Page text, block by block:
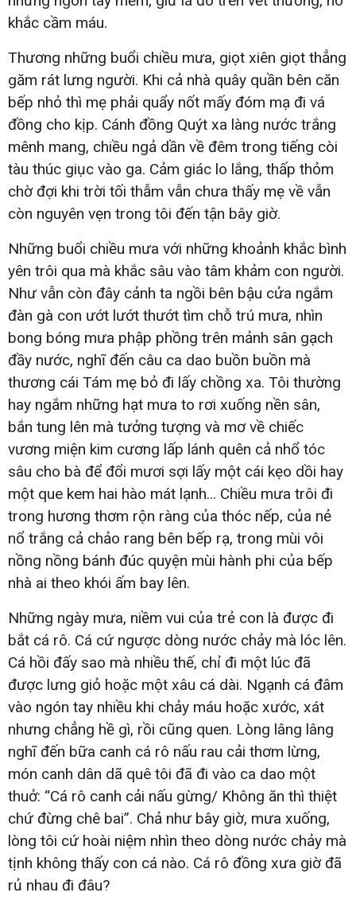
khắc cầm máu.
Thương những buổi chiều mưa, giọt xiên giọt thẳng
găm rát lưng người. Khi cả nhà quây quần bên căn
bếp nhỏ thì mẹ phải quẩy nốt mấy đóm mạ đi vá
đồng cho kịp. Cánh đồng Quýt xa làng nước trắng
mênh mang, chiều ngả dần về đêm trong tiếng còi
tàu thúc giục vào ga. Cảm giác lo lắng, thấp thỏm
chờ đợi khi trời tối thẫm vẫn chưa thấy mẹ về vẫn
còn nguyên vẹn trong tôi đến tận bây giờ.
Những buổi chiều mưa với những khoảnh khắc bình
yên trôi qua mà khắc sâu vào tâm khảm con người.
Như vẫn còn đây cảnh ta ngồi bên bậu cửa ngắm
đàn gà con ướt lướt thướt tìm chỗ trú mưa, nhìn
bong bóng mưa phập phồng trên mảnh sân gạch
đầy nước, nghĩ đến câu ca dao buồn buồn mà
thương cái Tám mẹ bỏ đi lấy chồng xa. Tôi thường
hay ngắm những hạt mưa to rơi xuống nền sân,
bắn tung lên mà tưởng tượng và mơ về chiếc
vương miện kim cương lấp lánh quên cả nhổ tóc
sâu cho bà để đổi mươi sợi lấy một cái kẹo dồi hay
một que kem hai hào mát lạnh… Chiều mưa trôi đi
trong hương thơm rộn ràng của thóc nếp, của nẻ
nổ trắng cả chảo rang bên bếp rạ, trong mùi vôi
nồng nồng bánh đúc quyện mùi hành phi của bếp
nhà ai theo khói ấm bay lên.
Những ngày mưa, niềm vui của trẻ con là được đi
bắt cá rô. Cá cứ ngược dòng nước chảy mà lóc lên.
Cá hồi đấy sao mà nhiều thế, chỉ đi một lúc đã
được lưng giỏ hoặc một xâu cá dài. Ngạnh cá đâm
vào ngón tay nhiều khi chảy máu hoặc xước, xát
nhưng chẳng hề gì, rồi cũng quen. Lòng lâng lâng
nghĩ đến bữa canh cá rô nấu rau cải thơm lừng,
món canh dân dã quê tôi đã đi vào ca dao một
thuở: “Cá rô canh cải nấu gừng/ Không ăn thì thiệt
chứ đừng chê bai”. Chả như bây giờ, mưa xuống,
lòng tôi cứ hoài niệm nhìn theo dòng nước chảy mà
tịnh không thấy con cá nào. Cá rô đồng xưa giờ đã
rủ nhau đi đâu?